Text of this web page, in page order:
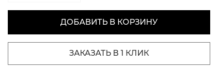
ДОБАВИТЬ В КОРЗИНУ
ЗАКАЗАТЬ В 1 КЛИК